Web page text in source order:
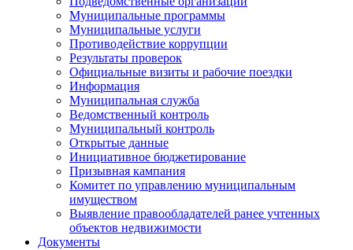
Муниципальные программы
Муниципальные услуги
Противодействие коррупции
Результаты проверок
Официальные визиты и рабочие поездки
Информация
Муниципальная служба
Ведомственный контроль
Муниципальный контроль
Открытые данные
Инициативное бюджетирование
Призывная кампания
Комитет по управлению муниципальным
имуществом
Выявление правообладателей ранее учтенных
объектов недвижимости
Документы